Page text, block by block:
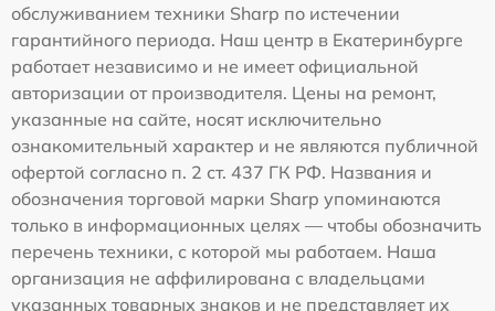
обслуживанием техники Sharp по истечении
гарантийного периода. Наш центр в Екатеринбурге
работает независимо и не имеет официальной
авторизации от производителя. Цены на ремонт,
указанные на сайте, носят исключительно
ознакомительный характер и не являются публичной
офертой согласно п. 2 ст. 437 ГК РФ. Названия и
обозначения торговой марки Sharp упоминаются
только в информационных целях — чтобы обозначить
перечень техники, с которой мы работаем. Наша
организация не аффилирована с владельцами
указанных товарных знаков и не представляет их